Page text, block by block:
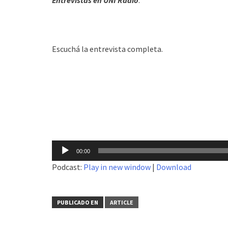
Escuchá la entrevista completa.
Reproductor
audio
00:00
Podcast: Play in new window | Download
PUBLICADO EN ARTICLE